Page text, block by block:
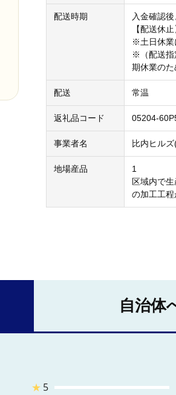
配送時期
入金確認
【配送休
※土日休業
※（配送指
期休業のた
配送 常温
返礼品コード 05204-
事業者名 比内ヒル
地場産品
1
区域内で
の加工工程
自治体
★ 5